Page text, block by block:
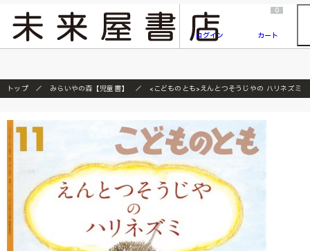
『ONE PIECE magazine 021 ONE PIECEカード付き同梱版』発売延期のご案内
ログイン
0
カート
トップ みらいやの森【児童書】 <こどものとも>えんとつそうじやの ハリネズミ